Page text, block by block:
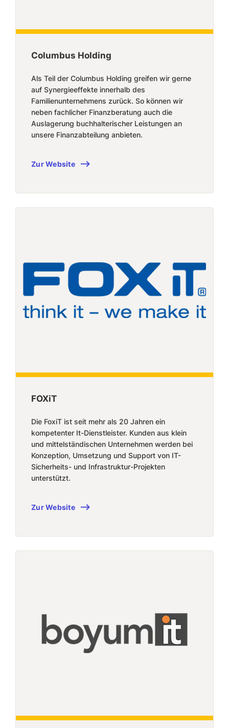
Columbus Holding
Als Teil der Columbus Holding greifen wir gerne
auf Synergieeffekte innerhalb des
Familienunternehmens zurück. So können wir
neben fachlicher Finanzberatung auch die
Auslagerung buchhalterischer Leistungen an
unsere Finanzabteilung anbieten.
Zur Website
FOXiT
Die FoxiT ist seit mehr als 20 Jahren ein
kompetenter It-Dienstleister. Kunden aus klein
und mittelständischen Unternehmen werden bei
Konzeption, Umsetzung und Support von IT-
Sicherheits- und Infrastruktur-Projekten
unterstützt.
Zur Website